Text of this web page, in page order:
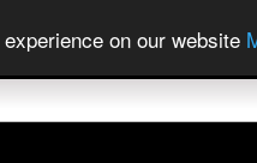
on our website